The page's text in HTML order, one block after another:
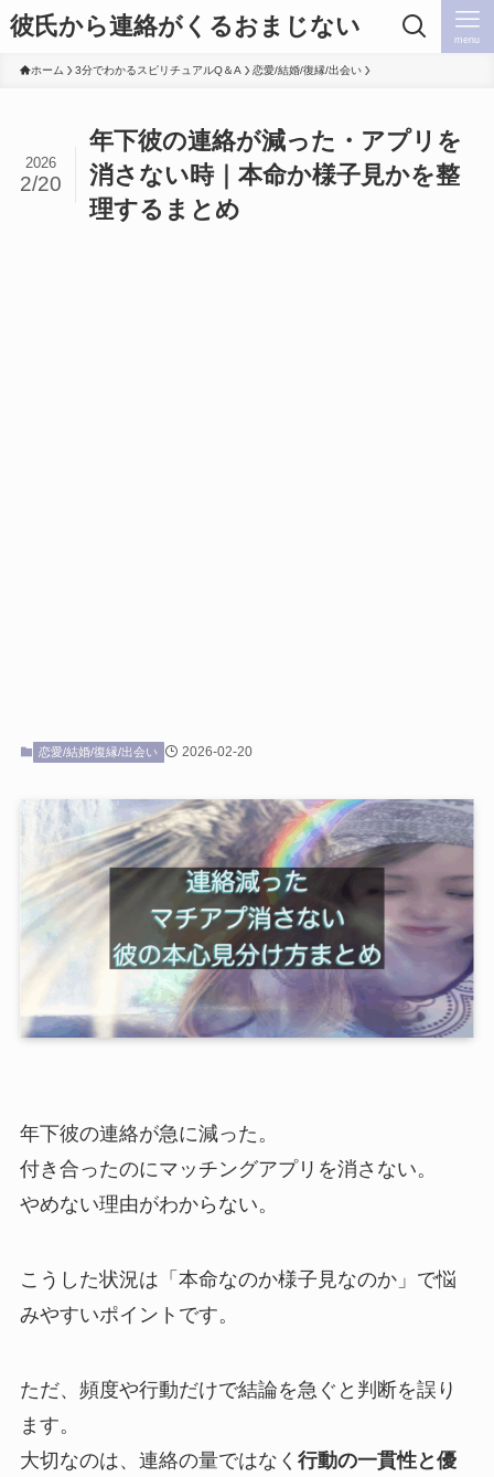
彼氏から連絡がくるおまじない menu
ホーム 3分でわかるスピリチュアルQ＆A 恋愛/結婚/復縁/出会い
年下彼の連絡が減った・アプリを
消さない時｜本命か様子見かを整
理するまとめ
2026
2/20
恋愛/結婚/復縁/出会い 2026-02-20
年下彼の連絡が急に減った。
付き合ったのにマッチングアプリを消さない。
やめない理由がわからない。
こうした状況は「本命なのか様子見なのか」で悩
みやすいポイントです。
ただ、頻度や行動だけで結論を急ぐと判断を誤り
ます。
大切なのは、連絡の量ではなく 行動の一貫性と優